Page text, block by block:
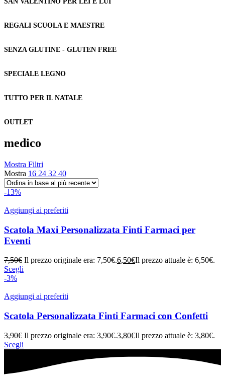
REGALI SCUOLA E MAESTRE
SENZA GLUTINE - GLUTEN FREE
SPECIALE LEGNO
TUTTO PER IL NATALE
OUTLET
medico
Mostra Filtri
Mostra 16 24 32 40
-13%
Aggiungi ai preferiti
Scatola Maxi Personalizzata Finti Farmaci per
Eventi
7,50€ Il prezzo originale era: 7,50€.6,50€Il prezzo attuale è: 6,50€.
Scegli
-3%
Aggiungi ai preferiti
Scatola Personalizzata Finti Farmaci con Confetti
3,90€ Il prezzo originale era: 3,90€.3,80€Il prezzo attuale è: 3,80€.
Scegli